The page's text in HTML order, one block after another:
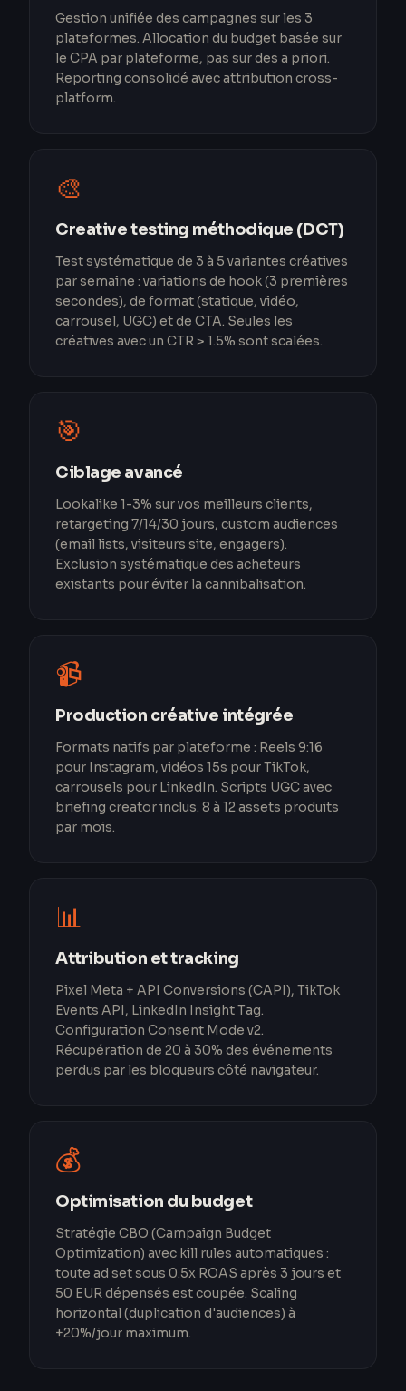
Gestion unifiée des campagnes sur les 3
plateformes. Allocation du budget basée sur
le CPA par plateforme, pas sur des a priori.
Reporting consolidé avec attribution cross-
platform.
🎨
Creative testing méthodique (DCT)
Test systématique de 3 à 5 variantes créatives
par semaine : variations de hook (3 premières
secondes), de format (statique, vidéo,
carrousel, UGC) et de CTA. Seules les
créatives avec un CTR > 1.5% sont scalées.
🎯
Ciblage avancé
Lookalike 1-3% sur vos meilleurs clients,
retargeting 7/14/30 jours, custom audiences
(email lists, visiteurs site, engagers).
Exclusion systématique des acheteurs
existants pour éviter la cannibalisation.
📹
Production créative intégrée
Formats natifs par plateforme : Reels 9:16
pour Instagram, vidéos 15s pour TikTok,
carrousels pour LinkedIn. Scripts UGC avec
briefing creator inclus. 8 à 12 assets produits
par mois.
📊
Attribution et tracking
Pixel Meta + API Conversions (CAPI), TikTok
Events API, LinkedIn Insight Tag.
Configuration Consent Mode v2.
Récupération de 20 à 30% des événements
perdus par les bloqueurs côté navigateur.
💰
Optimisation du budget
Stratégie CBO (Campaign Budget
Optimization) avec kill rules automatiques :
toute ad set sous 0.5x ROAS après 3 jours et
50 EUR dépensés est coupée. Scaling
horizontal (duplication d'audiences) à
+20%/jour maximum.